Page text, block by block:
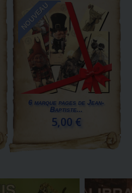
NOUVEAU
6 marque pages de Jean-
Baptiste...
5,00 €